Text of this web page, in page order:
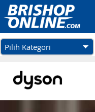
Pilih Kategori